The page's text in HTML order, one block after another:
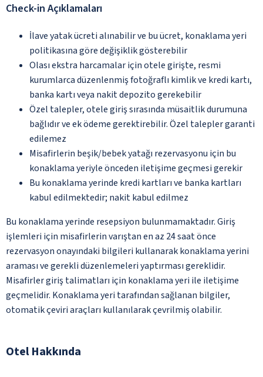
Check-in Açıklamaları
İlave yatak ücreti alınabilir ve bu ücret, konaklama yeri
politikasına göre değişiklik gösterebilir
Olası ekstra harcamalar için otele girişte, resmi
kurumlarca düzenlenmiş fotoğraflı kimlik ve kredi kartı,
banka kartı veya nakit depozito gerekebilir
Özel talepler, otele giriş sırasında müsaitlik durumuna
bağlıdır ve ek ödeme gerektirebilir. Özel talepler garanti
edilemez
Misafirlerin beşik/bebek yatağı rezervasyonu için bu
konaklama yeriyle önceden iletişime geçmesi gerekir
Bu konaklama yerinde kredi kartları ve banka kartları
kabul edilmektedir; nakit kabul edilmez
Bu konaklama yerinde resepsiyon bulunmamaktadır. Giriş
işlemleri için misafirlerin varıştan en az 24 saat önce
rezervasyon onayındaki bilgileri kullanarak konaklama yerini
araması ve gerekli düzenlemeleri yaptırması gereklidir.
Misafirler giriş talimatları için konaklama yeri ile iletişime
geçmelidir. Konaklama yeri tarafından sağlanan bilgiler,
otomatik çeviri araçları kullanılarak çevrilmiş olabilir.
Otel Hakkında